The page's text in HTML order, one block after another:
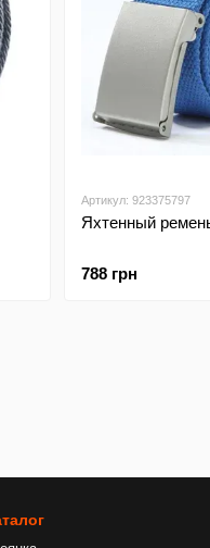
Артикул: 923375797
Яхтенный
788 грн